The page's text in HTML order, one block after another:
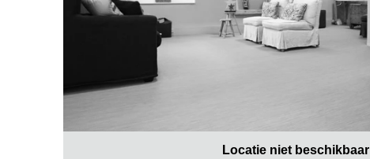
Locatie niet beschikbaar